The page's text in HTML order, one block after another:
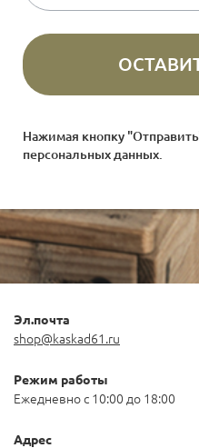
Нажимая кнопку
персональных данных
Эл.почта
shop@kaskad61.ru
Режим работы
Ежедневно с 10:00 до 18:00
Адрес